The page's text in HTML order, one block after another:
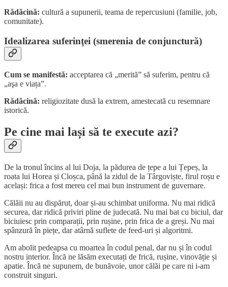
Rădăcină: cultură a supunerii, teama de repercusiuni (familie, job,
comunitate).
Idealizarea suferinţei (smerenia de conjunctură)
Cum se manifestă: acceptarea că „merită” să suferim, pentru că
„aşa e viața”.
Rădăcină: religiozitate dusă la extrem, amestecată cu resemnare
istorică.
Pe cine mai lași să te execute azi?
De la tronul încins al lui Doja, la pădurea de țepe a lui Țepeș, la
roata lui Horea și Cloșca, până la zidul de la Târgoviște, firul roșu e
același: frica a fost mereu cel mai bun instrument de guvernare.
Călăii nu au dispărut, doar și-au schimbat uniforma. Nu mai ridică
securea, dar ridică priviri pline de judecată. Nu mai bat cu biciul, dar
biciuiesc prin comparații, prin rușine, prin frica de a greși. Nu mai
spânzură în piețe, dar atârnă suflete de feed-uri și algoritmi.
Am abolit pedeapsa cu moartea în codul penal, dar nu și în codul
nostru interior. Încă ne lăsăm executați de frică, rușine, vinovăție și
apatie. Încă ne supunem, de bunăvoie, unor călăi pe care ni i-am
construit singuri.